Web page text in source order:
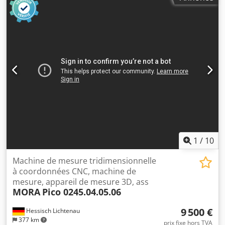
TP200, jeu de palpeurs 20 pièces, sphère d’étalonnage, PC
industriel, logiciel de mesure Inca 3D Premium avec STEP
1 / 10
Hessisch Lichtenau
377 km
Machine de mesure tridimensionnelle
à coordonnées CNC, machine de
mesure, appareil de mesure 3D, ass
MORA Pico 0245.04.05.06
9 500 €
prix fixe hors TVA